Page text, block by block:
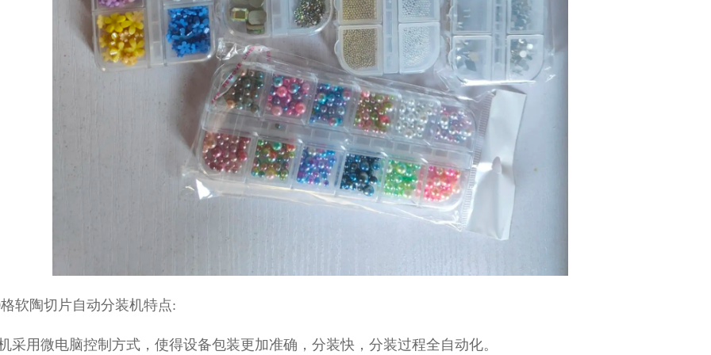
软陶切片自动分装机特点:
采用微电脑控制方式，使得设备包装更加准确，分装快，分装过程全自动化。